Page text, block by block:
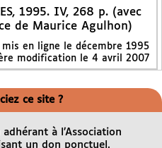
1995. IV, 268 p. (avec
de Maurice Agulhon)
en ligne le décembre 1995
modification le 4 avril 2007
ce site ?
à l’Association
un don ponctuel.